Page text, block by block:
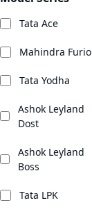
Tata Ace
Mahindra Furio
Tata Yodha
Ashok Leyland
Dost
Ashok Leyland
Boss
Tata LPK